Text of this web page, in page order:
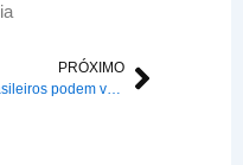
PRÓXIMO
Brasileiros podem votar ou comprar imóvel no Paraguai? Descubra agora!